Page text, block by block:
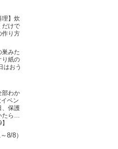
理】炊
だけで
作り方
巣みた
り紙の
はおう
部わか
ベン
、保護
たら…
8/8）